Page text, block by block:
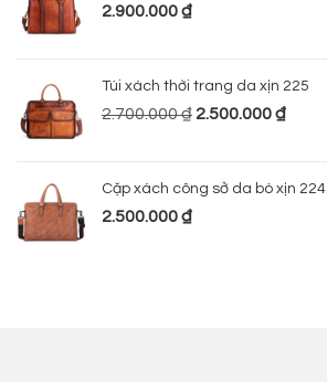
2.900.000₫
Túi xách thời trang da xịn 225
2.700.000₫ 2.500.000₫
Cặp xách công sở da bò xịn 224
2.500.000₫